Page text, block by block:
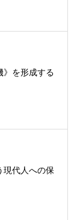
》を形成する
現代人への保